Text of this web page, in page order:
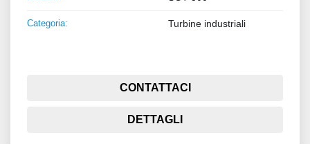
Categoria: Turbine industriali
CONTATTACI
DETTAGLI